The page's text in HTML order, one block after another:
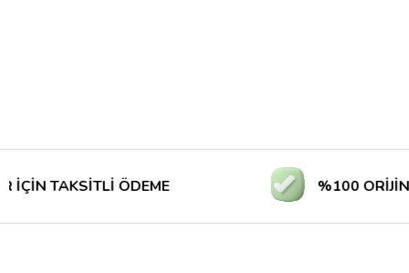
ÖDEME %100 ORİJİNAL